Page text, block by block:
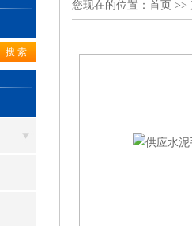
您现在的位置： 首页 >>